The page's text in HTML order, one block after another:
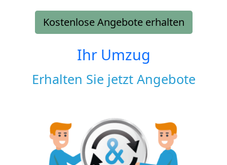
Kostenlose Angebote erhalten
Ihr Umzug
Erhalten Sie jetzt Angebote